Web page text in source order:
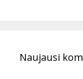
Naujausi